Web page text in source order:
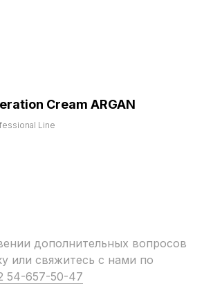
Cream ARGAN
Line
дополнительных вопросов
или свяжитесь с нами по
54-657-50-47